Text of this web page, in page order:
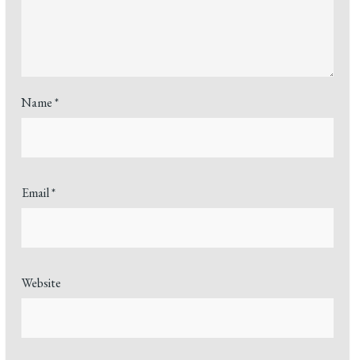
Name*
Email*
Website